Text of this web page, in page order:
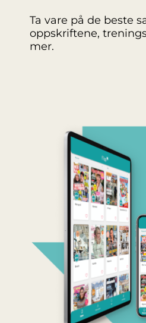
Ta vare på de beste
oppskriftene,
mer.